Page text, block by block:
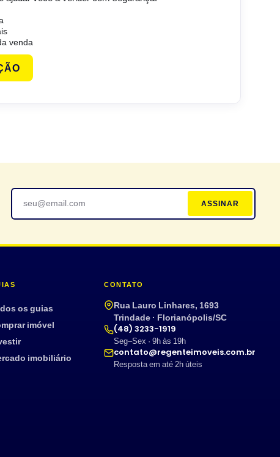
venda
ASSINAR
os guias
imóvel
imobiliário
CONTATO
Rua Lauro Linhares, 1693
Trindade · Florianópolis/SC
(48) 3233-1919
Seg–Sex · 9h às 19h
contato@regenteimoveis.com.br
Resposta em até 2h úteis